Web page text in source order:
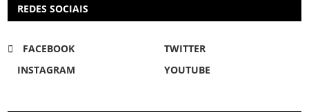
REDES SOCIAIS
FACEBOOK
TWITTER
INSTAGRAM
YOUTUBE